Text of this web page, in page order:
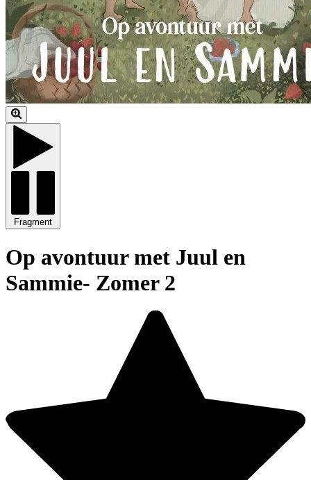
Fragment
Op avontuur met Juul en
Sammie- Zomer 2